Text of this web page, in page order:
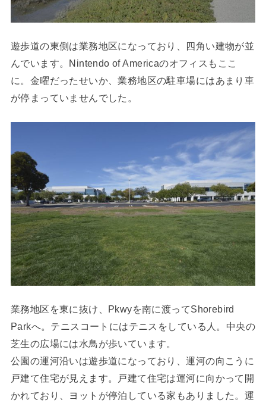
遊歩道の東側は業務地区になっており、四角い建物が並
んでいます。Nintendo of Americaのオフィスもここ
に。金曜だったせいか、業務地区の駐車場にはあまり車
が停まっていませんでした。
業務地区を東に抜け、Pkwyを南に渡ってShorebird
Parkへ。テニスコートにはテニスをしている人。中央の
芝生の広場には水鳥が歩いています。
公園の運河沿いは遊歩道になっており、運河の向こうに
戸建て住宅が見えます。戸建て住宅は運河に向かって開
かれており、ヨットが停泊している家もありました。運